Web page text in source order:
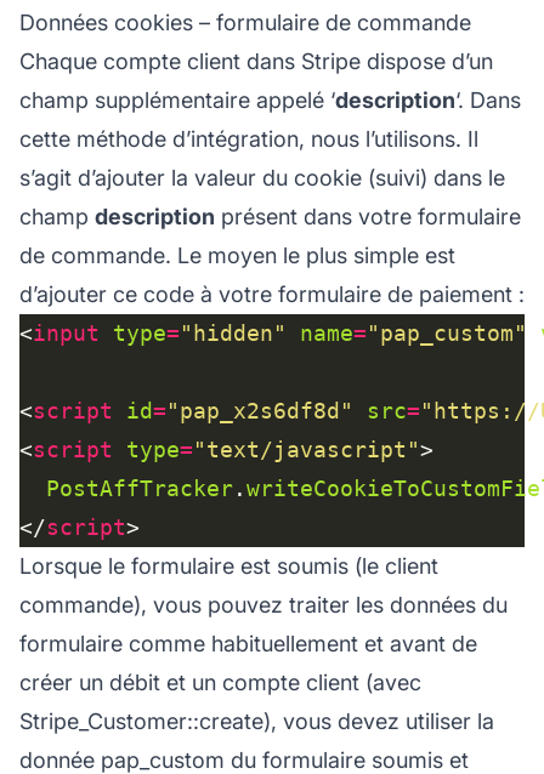
Données cookies – formulaire de commande
Chaque compte client dans Stripe dispose d’un
champ supplémentaire appelé ‘description‘. Dans
cette méthode d’intégration, nous l’utilisons. Il
s’agit d’ajouter la valeur du cookie (suivi) dans le
champ description présent dans votre formulaire
de commande. Le moyen le plus simple est
d’ajouter ce code à votre formulaire de paiement :
<input type="hidden" name="pap_custom"
<script id="pap_x2s6df8d" src="https://
<script type="text/javascript"
PostAffTracker.
</script
Lorsque le formulaire est soumis (le client
commande), vous pouvez traiter les données du
formulaire comme habituellement et avant de
créer un débit et un compte client (avec
Stripe_Customer::create), vous devez utiliser la
donnée pap_custom du formulaire soumis et